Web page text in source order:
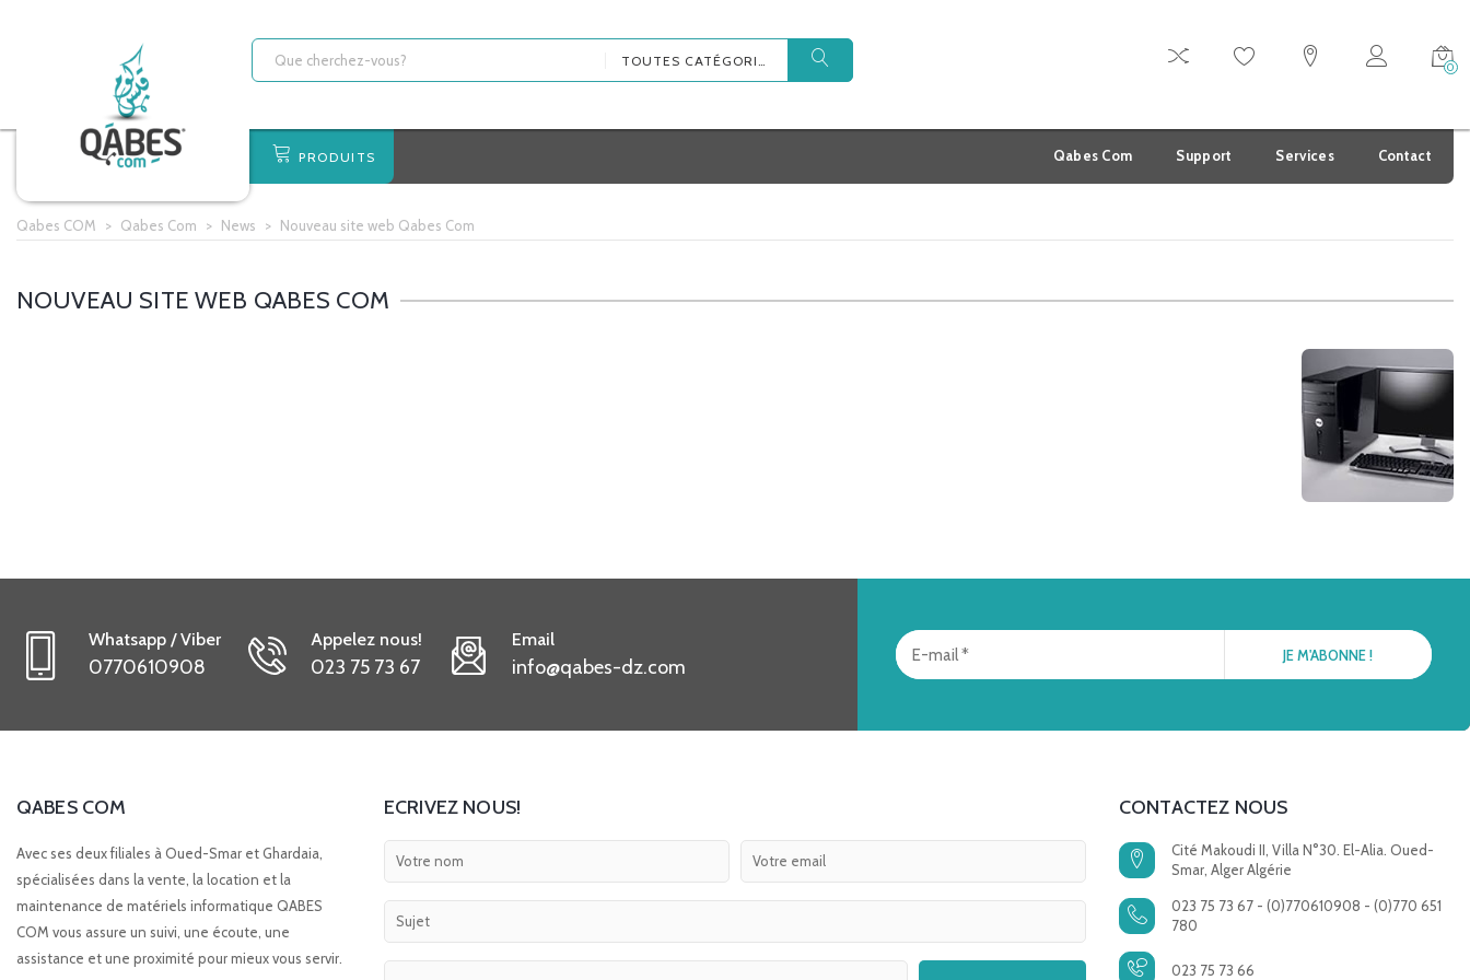
TOUTES CATÉGORIES 0
PRODUITS Qabes Com Support Services Contact
Qabes COM > Qabes Com > News > Nouveau site web Qabes Com
NOUVEAU SITE WEB QABES COM
Whatsapp / Viber
0770610908
Appelez nous!
023 75 73 67
Email
info@qabes-dz.com
QABES COM
Avec ses deux filiales à Oued-Smar et Ghardaia,
spécialisées dans la vente, la location et la
maintenance de matériels informatique QABES
COM vous assure un suivi, une écoute, une
assistance et une proximité pour mieux vous servir.
ECRIVEZ NOUS! CONTACTEZ NOUS
Cité Makoudi II, Villa N°30. El-Alia. Oued-
Smar, Alger Algérie
023 75 73 67 - (0)770610908 - (0)770 651
780
023 75 73 66